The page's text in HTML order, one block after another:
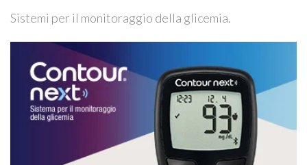
Sistemi per il monitoraggio della glicemia.